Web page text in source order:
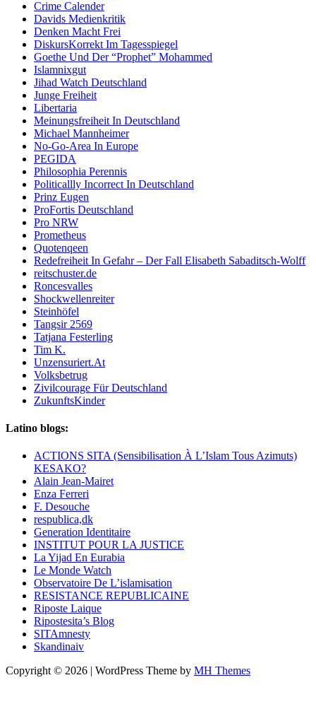
Crime Calender
Davids Medienkritik
Denken Macht Frei
DiskursKorrekt Im Tagesspiegel
Goethe Und Der “Prophet” Mohammed
Islamnixgut
Jihad Watch Deutschland
Junge Freiheit
Libertaria
Meinungsfreiheit In Deutschland
Michael Mannheimer
No-Go-Area In Europe
PEGIDA
Philosophia Perennis
Politicallly Incorrect In Deutschland
Prinz Eugen
ProFortis Deutschland
Pro NRW
Prometheus
Quotenqeen
Redefreiheit In Gefahr – Der Fall Elisabeth Sabaditsch-Wolff
reitschuster.de
Roncesvalles
Shockwellenreiter
Steinhöfel
Tangsir 2569
Tatjana Festerling
Tim K.
Unzensuriert.At
Volksbetrug
Zivilcourage Für Deutschland
ZukunftsKinder
Latino blogs:
ACTIONS SITA (Sensibilisation À L’Islam Tous Azimuts)
KESAKO?
Alain Jean-Mairet
Enza Ferreri
F. Desouche
respublica,dk
Generation Identitaire
INSTITUT POUR LA JUSTICE
La Yijad En Eurabia
Le Monde Watch
Observatoire De L’islamisation
RESISTANCE REPUBLICAINE
Riposte Laique
Ripostesita’s Blog
SITAmnesty
Skandinaiv
Copyright © 2026 | WordPress Theme by MH Themes